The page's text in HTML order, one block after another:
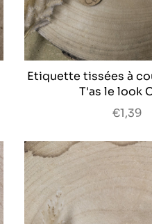
Etiquette tissées à
T'as le look
€1,39